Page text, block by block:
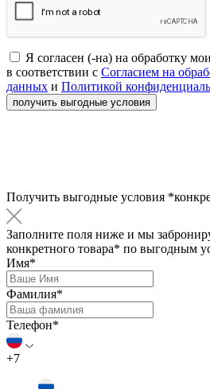
Я согласен (-на) на обработку
в соответствии с Согласием на
данных и Политикой
Получить выгодные условия
Заполните поля ниже и мы
конкретного товара* по выгодным
Имя*
Фамилия*
Телефон*
+7